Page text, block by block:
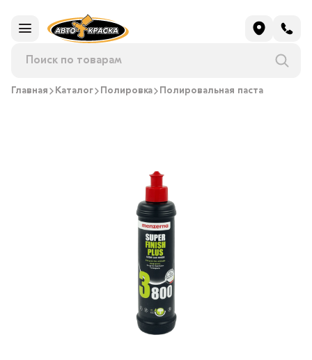
Главная Каталог Полировка Полировальная паста